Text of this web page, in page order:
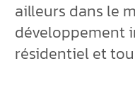
ailleurs dans le
développement
résidentiel et